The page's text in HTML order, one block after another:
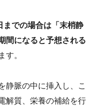
までの場合は「末梢静
間になると予想される
す。
静脈の中に挿入し、こ
解質、栄養の補給を行